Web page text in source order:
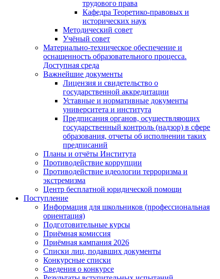
трудового права
Кафедра Теоретико-правовых и
исторических наук
Методический совет
Учёный совет
Материально-техническое обеспечение и
оснащенность образовательного процесса.
Доступная среда
Важнейшие документы
Лицензия и свидетельство о
государственной аккредитации
Уставные и нормативные документы
университета и института
Предписания органов, осуществляющих
государственный контроль (надзор) в сфере
образования, отчеты об исполнении таких
предписаний
Планы и отчёты Института
Противодействие коррупции
Противодействие идеологии терроризма и
экстремизма
Центр бесплатной юридической помощи
Поступление
Информация для школьников (профессиональная
ориентация)
Подготовительные курсы
Приёмная комиссия
Приёмная кампания 2026
Списки лиц, подавших документы
Конкурсные списки
Сведения о конкурсе